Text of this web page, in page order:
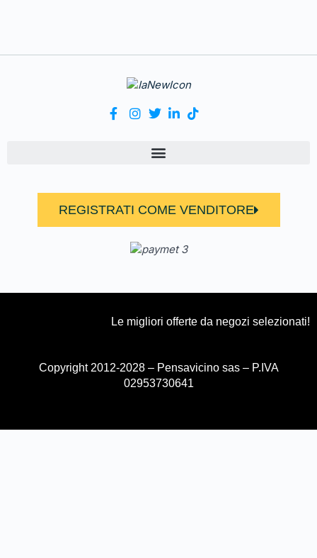
REGISTRATI COME VENDITORE
Copyright 2012-2028 – Pensavicino sas – P.IVA
02953730641
Le migliori offerte da negozi selezionati!